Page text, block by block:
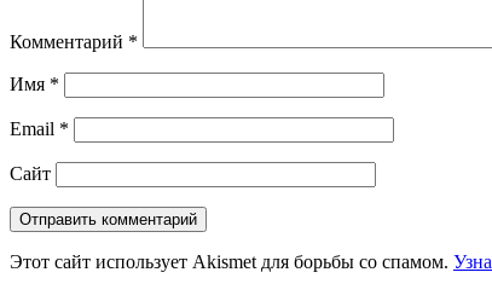
Комментарий *
Имя *
Email *
Сайт
Этот сайт использует Akismet для борьбы со спамом.